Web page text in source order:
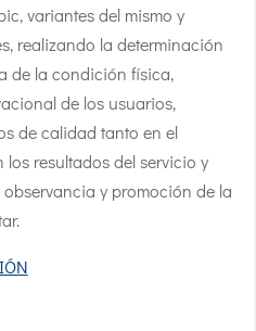
variantes del mismo y
realizando la determinación
de la condición física,
de los usuarios,
de calidad tanto en el
los resultados del servicio y
observancia y promoción de la